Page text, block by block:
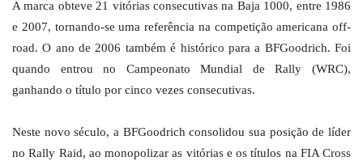
A marca obteve 21 vitórias consecutivas na Baja 1000, entre 1986
e 2007, tornando-se uma referência na competição americana off-
road. O ano de 2006 também é histórico para a BFGoodrich. Foi
quando entrou no Campeonato Mundial de Rally (WRC),
ganhando o título por cinco vezes consecutivas.
Neste novo século, a BFGoodrich consolidou sua posição de líder
no Rally Raid, ao monopolizar as vitórias e os títulos na FIA Cross